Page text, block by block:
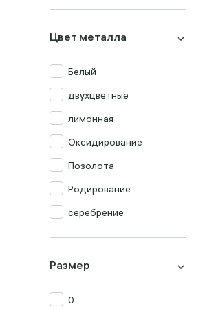
Перламутр
Празиолит
Прочие
Раух-топаз
Родолит
Рубин
Сапфир
Топаз
Хризолит
Цвет металла
Белый
двухцветные
лимонная
Оксидирование
Позолота
Родирование
серебрение
Размер
0